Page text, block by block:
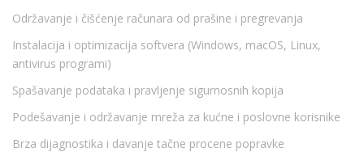
Održavanje i čišćenje računara od prašine i pregrevanja
Instalacija i optimizacija softvera (Windows, macOS, Linux,
antivirus programi)
Spašavanje podataka i pravljenje sigurnosnih kopija
Podešavanje i održavanje mreža za kućne i poslovne korisnike
Brza dijagnostika i davanje tačne procene popravke